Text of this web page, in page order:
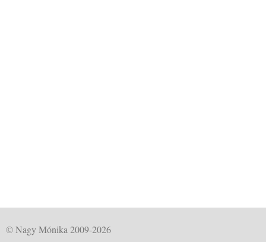
© Nagy Mónika 2009-2026